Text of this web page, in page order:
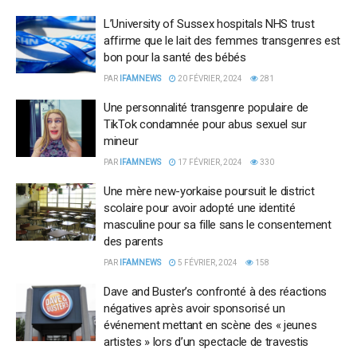
L’University of Sussex hospitals NHS trust
affirme que le lait des femmes transgenres est
bon pour la santé des bébés
PAR IFAMNEWS 20 FÉVRIER, 2024 281
Une personnalité transgenre populaire de
TikTok condamnée pour abus sexuel sur
mineur
PAR IFAMNEWS 17 FÉVRIER, 2024 330
Une mère new-yorkaise poursuit le district
scolaire pour avoir adopté une identité
masculine pour sa fille sans le consentement
des parents
PAR IFAMNEWS 5 FÉVRIER, 2024 158
Dave and Buster’s confronté à des réactions
négatives après avoir sponsorisé un
événement mettant en scène des « jeunes
artistes » lors d’un spectacle de travestis